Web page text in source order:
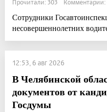
Прочитали: 303 Комментарии:
Сотрудники
несовершеннолетних
12:53, 6 авг 2026
В Челябинской
документов от
Госдумы